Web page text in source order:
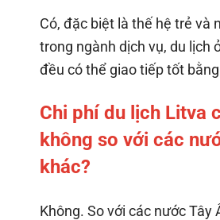
Có, đặc biệt là thế hệ trẻ và
trong ngành dịch vụ, du lịch
đều có thể giao tiếp tốt
Chi phí du lịch Litva
không so với các
khác?
Không. So với các nước Tây